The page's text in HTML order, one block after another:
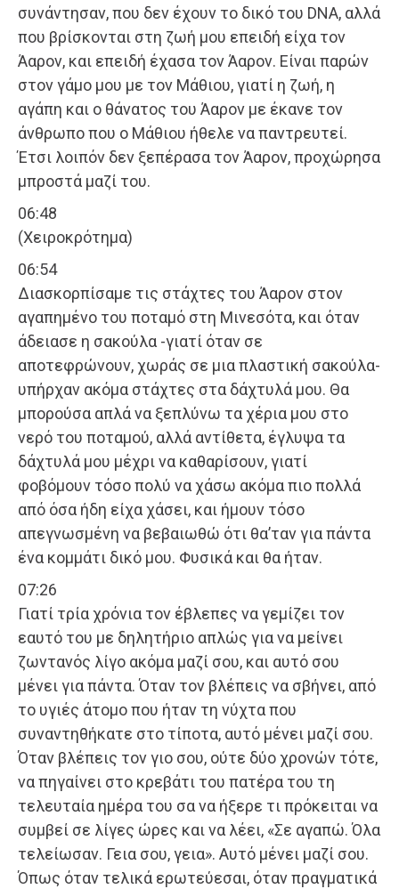
συνάντησαν, που δεν έχουν το δικό του DNA, αλλά
που βρίσκονται στη ζωή μου επειδή είχα τον
Άαρον, και επειδή έχασα τον Άαρον. Είναι παρών
στον γάμο μου με τον Μάθιου, γιατί η ζωή, η
αγάπη και ο θάνατος του Άαρον με έκανε τον
άνθρωπο που ο Μάθιου ήθελε να παντρευτεί.
Έτσι λοιπόν δεν ξεπέρασα τον Άαρον, προχώρησα
μπροστά μαζί του.
06:48
(Χειροκρότημα)
06:54
Διασκορπίσαμε τις στάχτες του Άαρον στον
αγαπημένο του ποταμό στη Μινεσότα, και όταν
άδειασε η σακούλα -γιατί όταν σε
αποτεφρώνουν, χωράς σε μια πλαστική σακούλα-
υπήρχαν ακόμα στάχτες στα δάχτυλά μου. Θα
μπορούσα απλά να ξεπλύνω τα χέρια μου στο
νερό του ποταμού, αλλά αντίθετα, έγλυψα τα
δάχτυλά μου μέχρι να καθαρίσουν, γιατί
φοβόμουν τόσο πολύ να χάσω ακόμα πιο πολλά
από όσα ήδη είχα χάσει, και ήμουν τόσο
απεγνωσμένη να βεβαιωθώ ότι θα’ταν για πάντα
ένα κομμάτι δικό μου. Φυσικά και θα ήταν.
07:26
Γιατί τρία χρόνια τον έβλεπες να γεμίζει τον
εαυτό του με δηλητήριο απλώς για να μείνει
ζωντανός λίγο ακόμα μαζί σου, και αυτό σου
μένει για πάντα. Όταν τον βλέπεις να σβήνει, από
το υγιές άτομο που ήταν τη νύχτα που
συναντηθήκατε στο τίποτα, αυτό μένει μαζί σου.
Όταν βλέπεις τον γιο σου, ούτε δύο χρονών τότε,
να πηγαίνει στο κρεβάτι του πατέρα του τη
τελευταία ημέρα του σα να ήξερε τι πρόκειται να
συμβεί σε λίγες ώρες και να λέει, «Σε αγαπώ. Όλα
τελείωσαν. Γεια σου, γεια». Αυτό μένει μαζί σου.
Όπως όταν τελικά ερωτεύεσαι, όταν πραγματικά